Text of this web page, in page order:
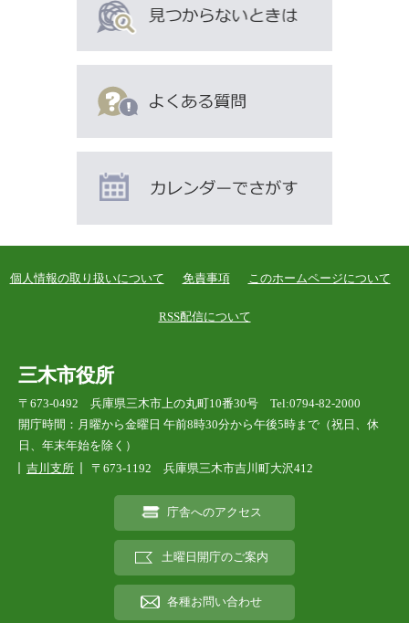
個人情報の取り扱いについて 免責事項 このホームページについて
RSS配信について
三木市役所
〒673-0492 兵庫県三木市上の丸町10番30号 Tel:0794-82-2000
開庁時間：月曜から金曜日 午前8時30分から午後5時まで（祝日、休
日、年末年始を除く）
吉川支所
〒673-1192 兵庫県三木市吉川町大沢412
庁舎へのアクセス
土曜日開庁のご案内
各種お問い合わせ